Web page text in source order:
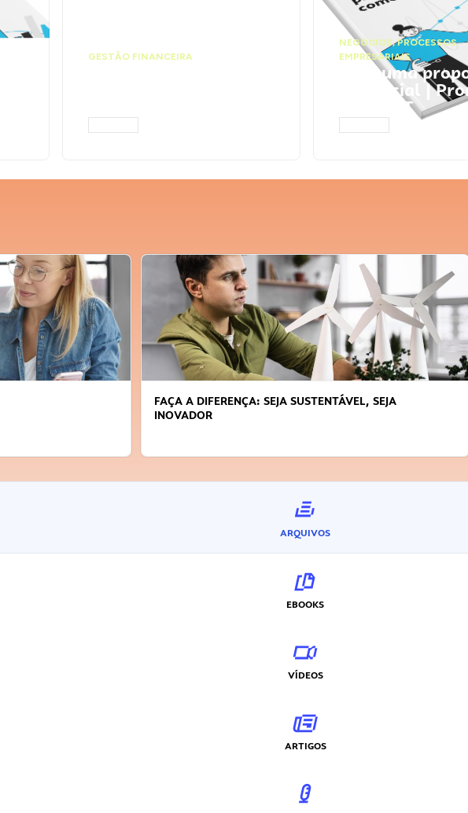
GESTÃO FINANCEIRA
NEGÓCIOS,PROCESSOS
EMPRESARIAIS
Faça uma
comercial |
ChatGPT
FAÇA A DIFERENÇA: SEJA SUSTENTÁVEL, SEJA
INOVADOR
ARQUIVOS
EBOOKS
VÍDEOS
ARTIGOS